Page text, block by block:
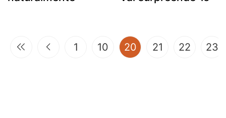
1 10 20(current)
21 22 23